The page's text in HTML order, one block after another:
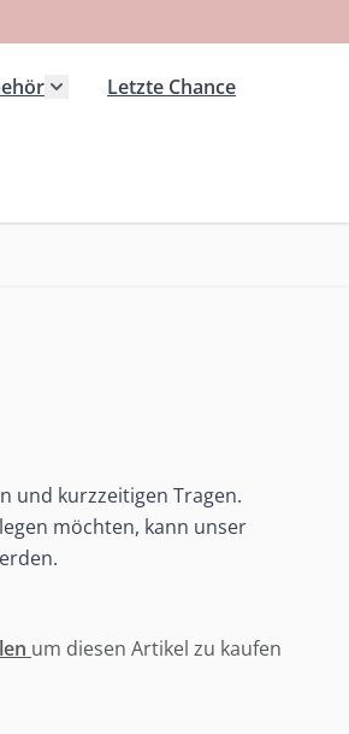
Letzte Chance
und kurzzeitigen Tragen.
möchten, kann unser
um diesen Artikel zu kaufen